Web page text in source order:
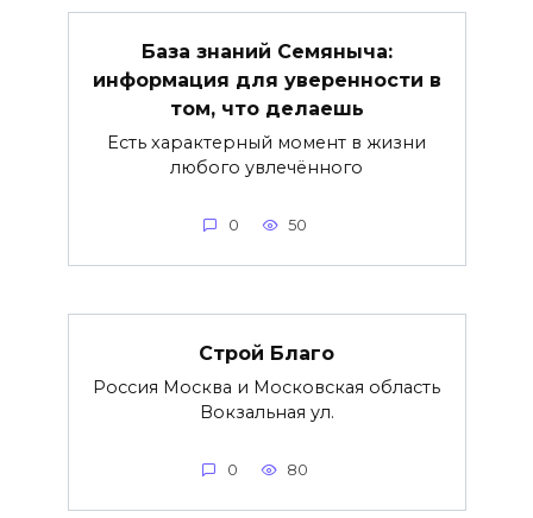
База знаний Семяныча:
информация для уверенности в
том, что делаешь
Есть характерный момент в жизни
любого увлечённого
0 50
Строй Благо
Россия Москва и Московская область
Вокзальная ул.
0 80